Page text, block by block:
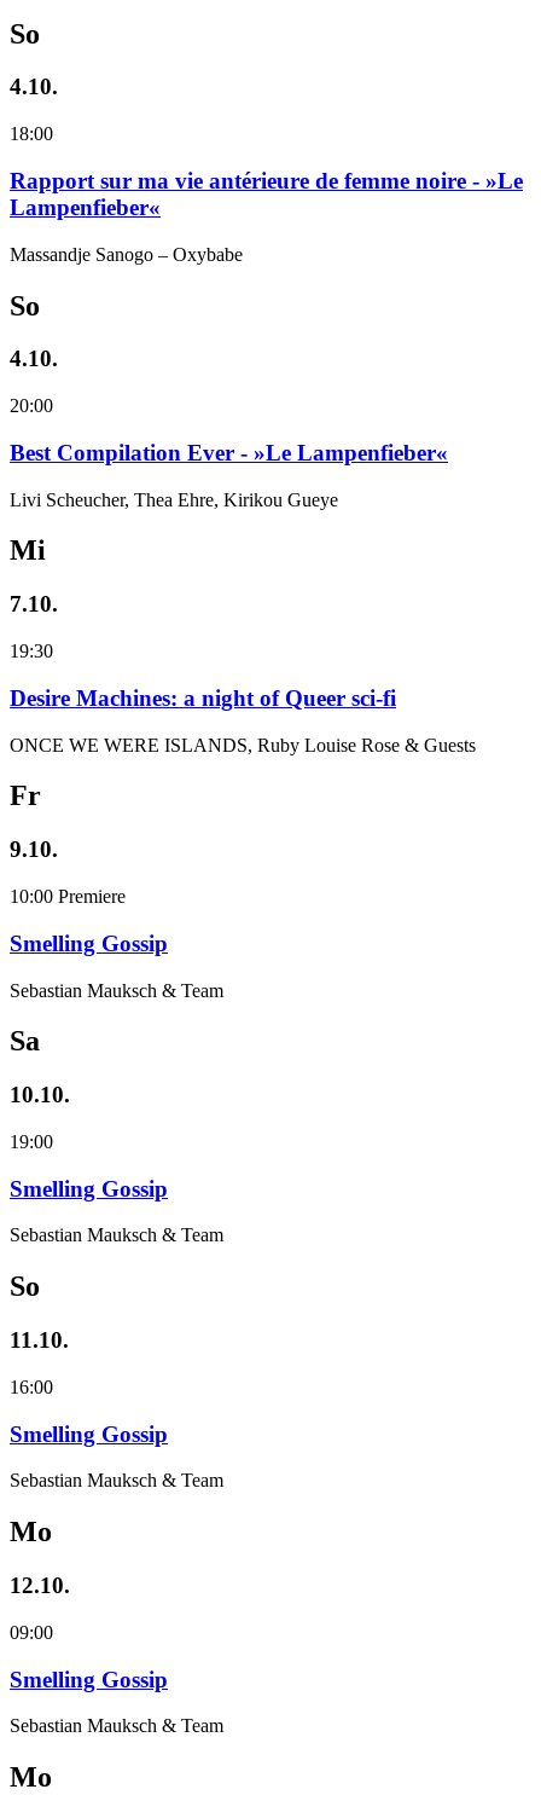
So
4.10.
18:00
Rapport sur ma vie antérieure de femme noire - »Le
Lampenfieber«
Massandje Sanogo – Oxybabe
So
4.10.
20:00
Best Compilation Ever - »Le Lampenfieber«
Livi Scheucher, Thea Ehre, Kirikou Gueye
Mi
7.10.
19:30
Desire Machines: a night of Queer sci-fi
ONCE WE WERE ISLANDS, Ruby Louise Rose & Guests
Fr
9.10.
10:00 Premiere
Smelling Gossip
Sebastian Mauksch & Team
Sa
10.10.
19:00
Smelling Gossip
Sebastian Mauksch & Team
So
11.10.
16:00
Smelling Gossip
Sebastian Mauksch & Team
Mo
12.10.
09:00
Smelling Gossip
Sebastian Mauksch & Team
Mo